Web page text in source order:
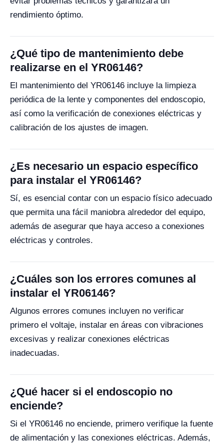
rendimiento óptimo.
¿Qué tipo de mantenimiento debe
realizarse en el YR06146?
El mantenimiento del YR06146 incluye la limpieza
periódica de la lente y componentes del endoscopio,
así como la verificación de conexiones eléctricas y
calibración de los ajustes de imagen.
¿Es necesario un espacio específico
para instalar el YR06146?
Sí, es esencial contar con un espacio físico adecuado
que permita una fácil maniobra alrededor del equipo,
además de asegurar que haya acceso a conexiones
eléctricas y controles.
¿Cuáles son los errores comunes al
instalar el YR06146?
Algunos errores comunes incluyen no verificar
primero el voltaje, instalar en áreas con vibraciones
excesivas y realizar conexiones eléctricas
inadecuadas.
¿Qué hacer si el endoscopio no
enciende?
Si el YR06146 no enciende, primero verifique la fuente
de alimentación y las conexiones eléctricas. Además,